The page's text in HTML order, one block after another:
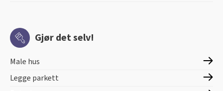
Gjør det selv!
Male hus
Legge parkett